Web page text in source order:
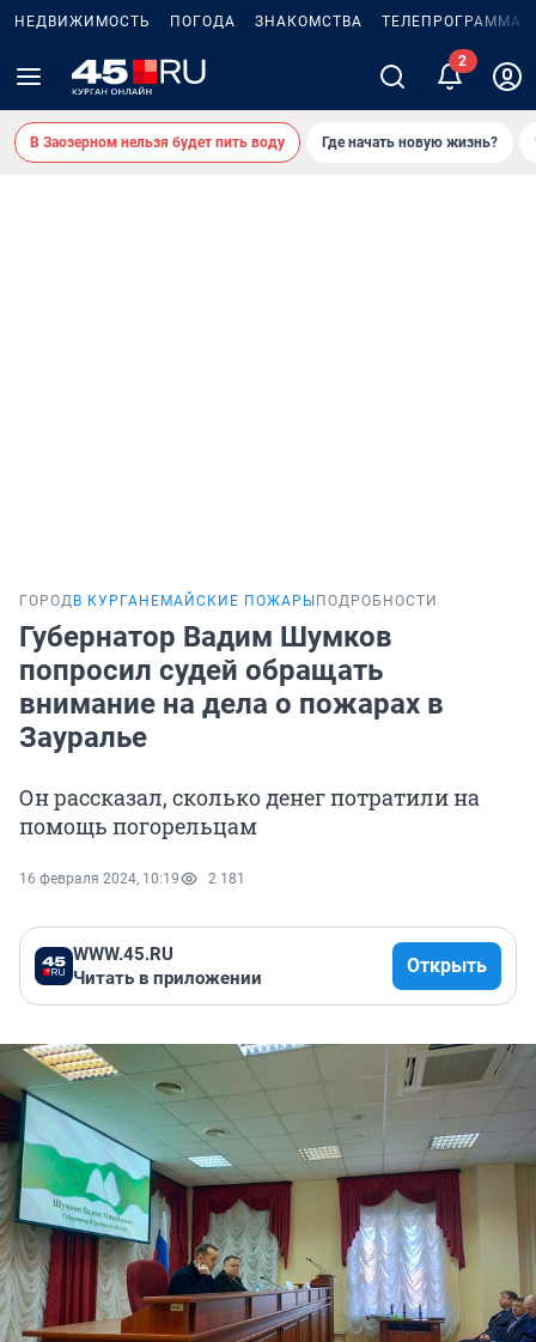
НЕДВИЖИМОСТЬ ПОГОДА ЗНАКОМСТВА ТЕЛЕПРОГРАММА
В Заозерном нельзя будет пить воду Где начать новую жизнь?
ГОРОД В КУРГАНЕ МАЙСКИЕ ПОЖАРЫ ПОДРОБНОСТИ
Губернатор Вадим Шумков
попросил судей обращать
внимание на дела о пожарах в
Зауралье
Он рассказал, сколько денег потратили на
помощь погорельцам
16 февраля 2024, 10:19 2 181
WWW.45.RU
Читать в приложении
Открыть